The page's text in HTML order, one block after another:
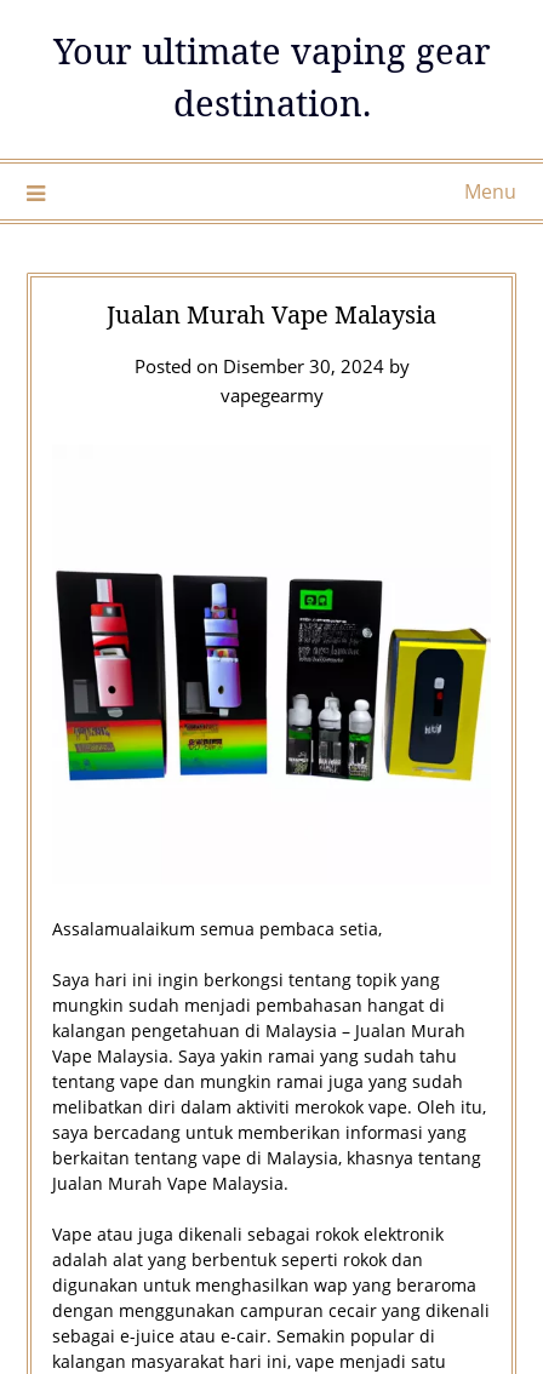
Your ultimate vaping gear
destination.
Menu
Jualan Murah Vape Malaysia
Posted on Disember 30, 2024by
vapegearmy
Assalamualaikum semua pembaca setia,
Saya hari ini ingin berkongsi tentang topik yang
mungkin sudah menjadi pembahasan hangat di
kalangan pengetahuan di Malaysia – Jualan Murah
Vape Malaysia. Saya yakin ramai yang sudah tahu
tentang vape dan mungkin ramai juga yang sudah
melibatkan diri dalam aktiviti merokok vape. Oleh itu,
saya bercadang untuk memberikan informasi yang
berkaitan tentang vape di Malaysia, khasnya tentang
Jualan Murah Vape Malaysia.
Vape atau juga dikenali sebagai rokok elektronik
adalah alat yang berbentuk seperti rokok dan
digunakan untuk menghasilkan wap yang beraroma
dengan menggunakan campuran cecair yang dikenali
sebagai e-juice atau e-cair. Semakin popular di
kalangan masyarakat hari ini, vape menjadi satu